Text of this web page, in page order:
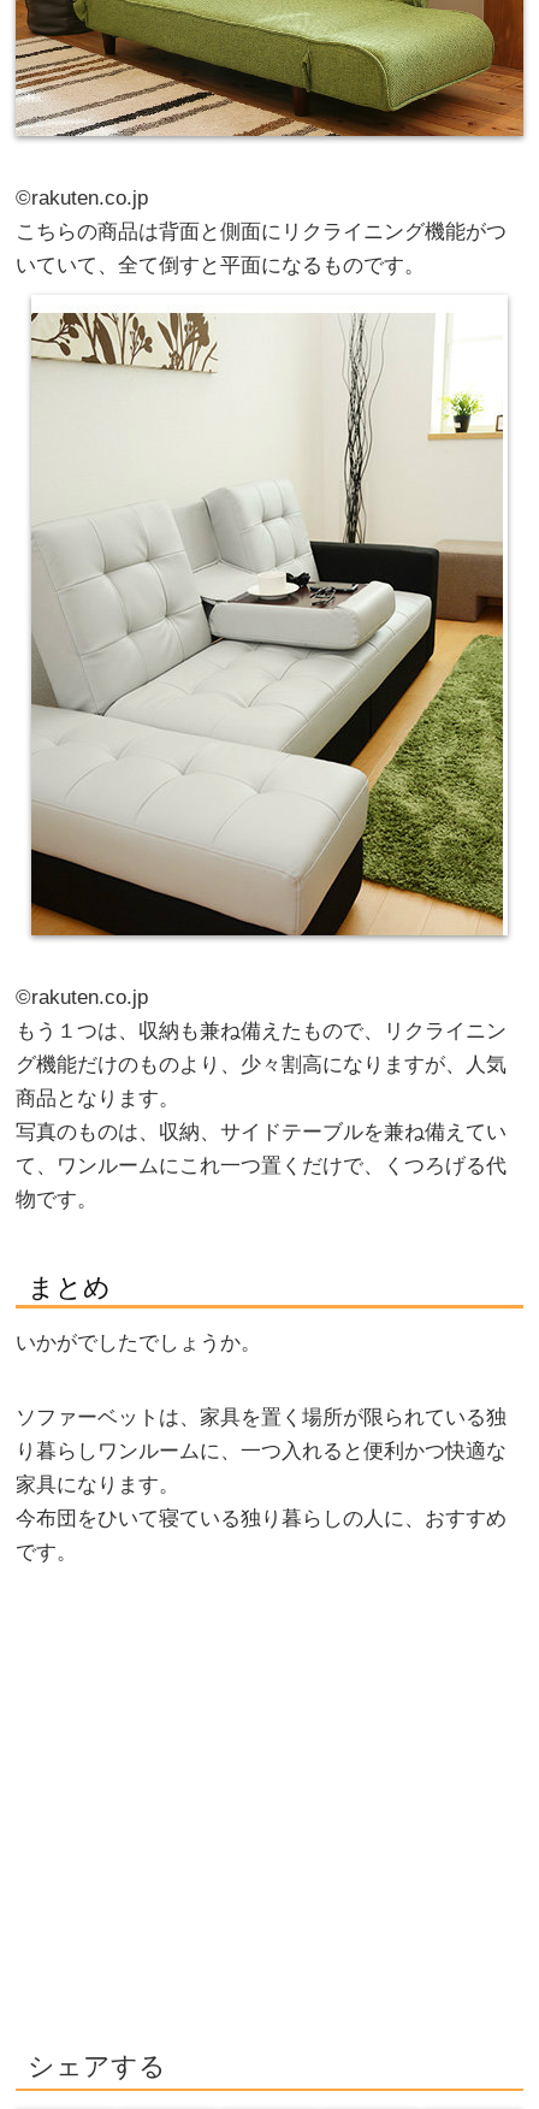
©rakuten.co.jp
こちらの商品は背面と側面にリクライニング機能がつ
いていて、全て倒すと平面になるものです。
©rakuten.co.jp
もう１つは、収納も兼ね備えたもので、リクライニン
グ機能だけのものより、少々割高になりますが、人気
商品となります。
写真のものは、収納、サイドテーブルを兼ね備えてい
て、ワンルームにこれ一つ置くだけで、くつろげる代
物です。
まとめ
いかがでしたでしょうか。
ソファーベットは、家具を置く場所が限られている独
り暮らしワンルームに、一つ入れると便利かつ快適な
家具になります。
今布団をひいて寝ている独り暮らしの人に、おすすめ
です。
シェアする